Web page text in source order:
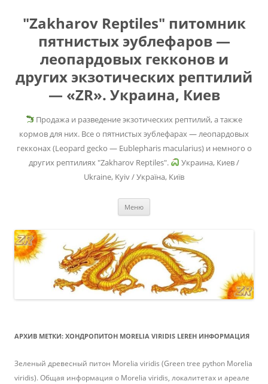
"Zakharov Reptiles" питомник
пятнистых эублефаров —
леопардовых гекконов и
других экзотических рептилий
— «ZR». Украина, Киев
Продажа и разведение экзотических рептилий, а также
кормов для них. Все о пятнистых эублефарах — леопардовых
гекконах (Leopard gecko — Eublepharis macularius) и немного о
других рептилиях "Zakharov Reptiles".
Украина, Киев /
Ukraine, Kyiv / Україна, Київ
Меню
АРХИВ МЕТКИ: ХОНДРОПИТОН MORELIA VIRIDIS LEREH ИНФОРМАЦИЯ
Зеленый древесный питон Morelia viridis (Green tree python Morelia
viridis). Общая информация о Morelia viridis, локалитетах и ареале